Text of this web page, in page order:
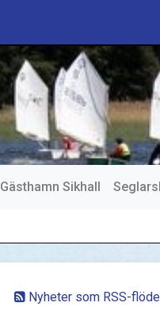
Gästhamn Sikhall
Nyheter som RSS-flöde